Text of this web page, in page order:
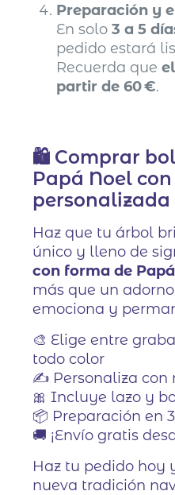
Preparación y
En solo3 a 5
pedido estará
Recuerda que
partir de 60 €.
🛍️ Comprar
Papá Noel
personalizada
Haz que tu árbol
único y lleno de
con forma de
más que un
emociona y
🎨 Elige entre
todo color
✍️ Personaliza con
🎀 Incluye lazo y
📦 Preparación en
🚚 ¡Envío gratis
Haz tu pedido hoy
nueva tradición